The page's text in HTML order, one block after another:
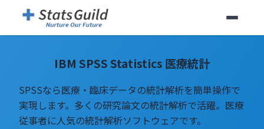
IBM SPSS Statistics 医療統計
SPSSなら医療・臨床データの統計解析を簡単操作で
実現します。多くの研究論文の統計解析で活躍。医療
従事者に人気の統計解析ソフトウェアです。